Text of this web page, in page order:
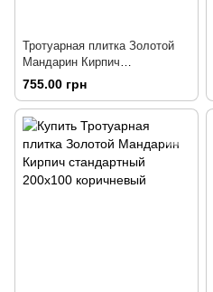
Тротуарная плитка Золотой
Мандарин Кирпич
стандартный 200х100
персиковый
755.00 грн